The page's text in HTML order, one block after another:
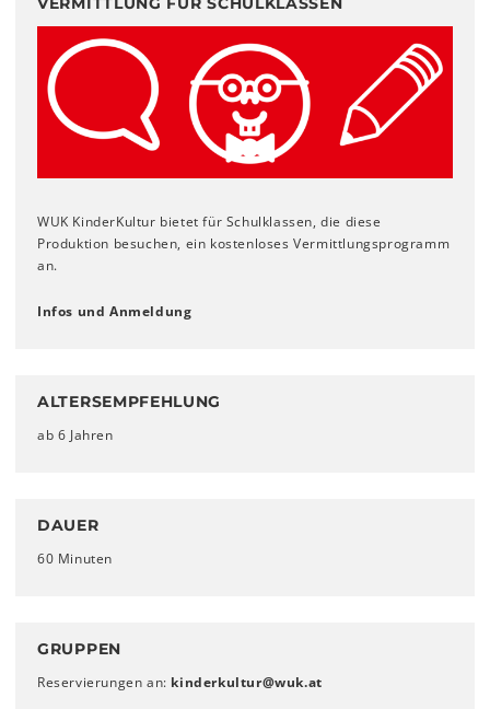
WUK KinderKultur bietet für Schulklassen, die diese
Produktion besuchen, ein kostenloses Vermittlungsprogramm
an.
Infos und Anmeldung
ALTERSEMPFEHLUNG
ab 6 Jahren
DAUER
60 Minuten
GRUPPEN
Reservierungen an: kinderkultur@wuk.at